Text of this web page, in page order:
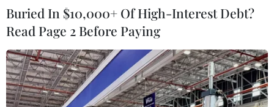
Theo dõi VietnamPlus
Buried In $10,000+ Of High-Interest Debt?
Read Page 2 Before Paying